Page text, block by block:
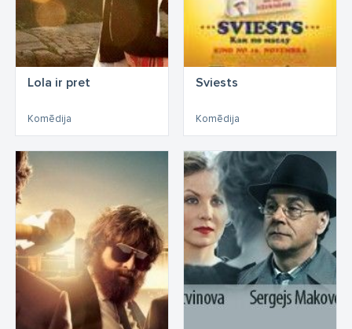
Lola ir pret
Komēdija
Sviests
Komēdija